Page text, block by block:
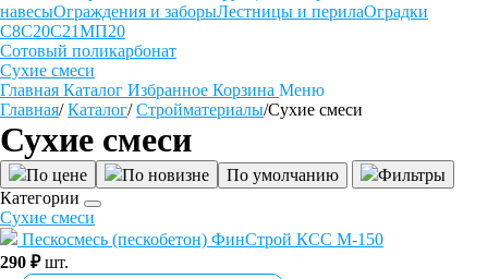
навесыОграждения и заборыЛестницы и перилаОградки
С8С20С21МП20
Сотовый поликарбонат
Сухие смеси
Главная Каталог Избранное Корзина Меню
Главная/ Каталог/ Стройматериалы/Сухие смеси
Сухие смеси
По цене По новизне По умолчанию
Фильтры
Категории
Сухие смеси
Пескосмесь (пескобетон) ФинСтрой КСС М-150
290 ₽ шт.